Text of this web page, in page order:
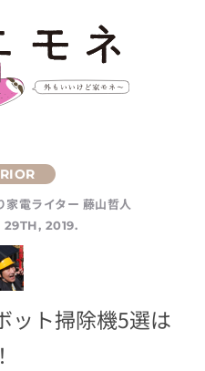
家電ライター 藤山哲人
29TH, 2019.
ット掃除機5選は